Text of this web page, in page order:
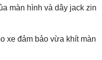
màn hình và dây jack zin
xe đảm bảo vừa khít màn